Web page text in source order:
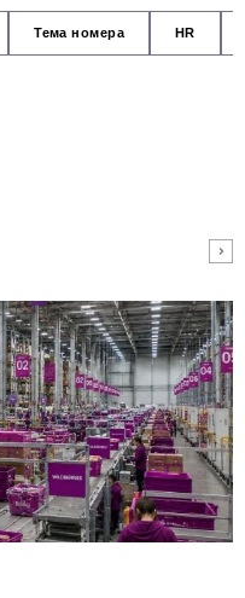
Тема номера HR